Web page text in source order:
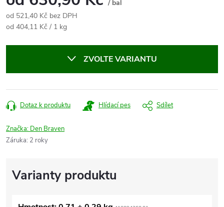
/ bal
od 521,40 Kč bez DPH
Měrná
od 404,11 Kč / 1 kg
ZVOLTE VARIANTU
Dotaz k produktu Hlídací pes Sdílet
Značka: Den Braven
Záruka: 2 roky